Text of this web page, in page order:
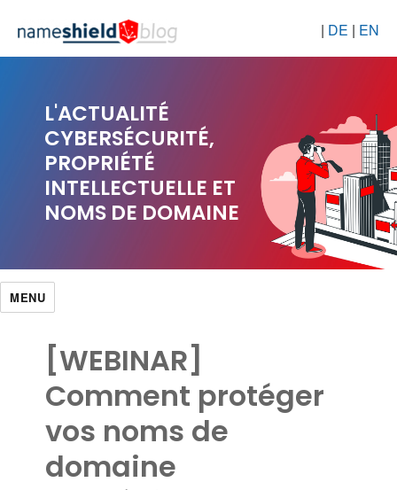
| DE | EN
L'ACTUALITÉ
CYBERSÉCURITÉ,
PROPRIÉTÉ
INTELLECTUELLE ET
NOMS DE DOMAINE
MENU
[WEBINAR]
Comment protéger
vos noms de
domaine